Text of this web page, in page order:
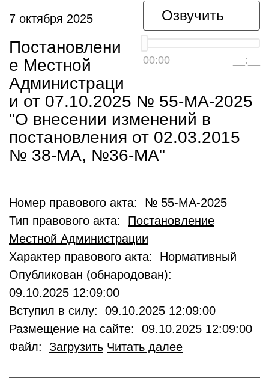
Озвучить
00:00 __:__
7 октября 2025
Постановлени
е Местной
Администраци
и от 07.10.2025 № 55-МА-2025
"О внесении изменений в
постановления от 02.03.2015
№ 38-МА, №36-МА"
Номер правового акта: № 55-МА-2025
Тип правового акта: Постановление
Местной Администрации
Характер правового акта: Нормативный
Опубликован (обнародован):
09.10.2025 12:09:00
Вступил в силу: 09.10.2025 12:09:00
Размещение на сайте: 09.10.2025 12:09:00
Файл: Загрузить Читать далее